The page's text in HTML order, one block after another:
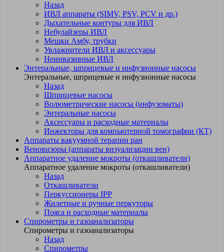
Назад
ИВЛ аппараты (SIMV, PSV, PCV и др.)
Дыхательные контуры для ИВЛ
Небулайзеры ИВЛ
Мешки Амбу, трубки
Увлажнители ИВЛ и аксессуары
Неинвазивные ИВЛ
Энтеральные, шприцевые и инфузионные насосы
Энтеральные, шприцевые и инфузионные насосы
Назад
Шприцевые насосы
Волюметрические насосы (инфузоматы)
Энтеральные насосы
Аксессуары и расходные материалы
Инжекторы для компьютерной томографии (КТ)
Аппараты вакуумной терапии ран
Веновизоры (аппараты визуализации вен)
Аппаратное удаление мокроты (откашливатели)
Аппаратное удаление мокроты (откашливатели)
Назад
Откашливатели
Перкуссионеры IPP
Жилетные и ручные перкуторы
Пояса и расходные материалы
Спирометры и газоанализаторы
Спирометры и газоанализаторы
Назад
Спирометры